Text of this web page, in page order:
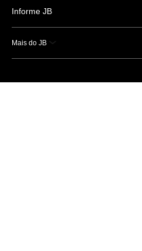
Informe JB
Mais do JB
Esportes